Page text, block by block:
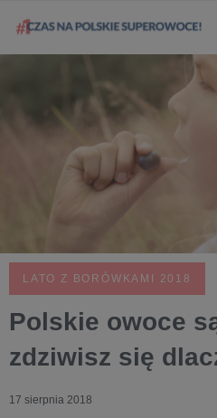
LATO Z BORÓWKAMI 2018
Polskie owoce
zdziwisz się
17 sierpnia 2018